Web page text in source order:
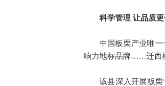
科学管理 让品质
中国板栗产业唯
响力地标品牌……迁西
该县深入开展板